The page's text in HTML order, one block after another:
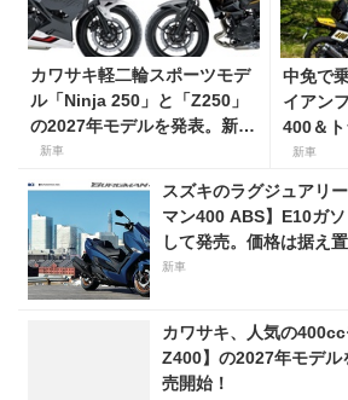
カワサキ軽二輪スポーツモデ
ル「Ninja 250」と「Z250」
の2027年モデルを発表。新カ
ラーを採用し9月5日より発
新車
中免で
イアン
400＆
ュー【
新車
スズキのラグジュアリ
マン400 ABS】E10ガ
して発売。価格は据え
新車
カワサキ、人気の
Z400】の2027年モデル
売開始！